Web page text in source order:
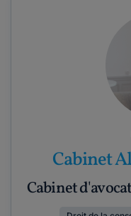
Cabinet
Cabinet